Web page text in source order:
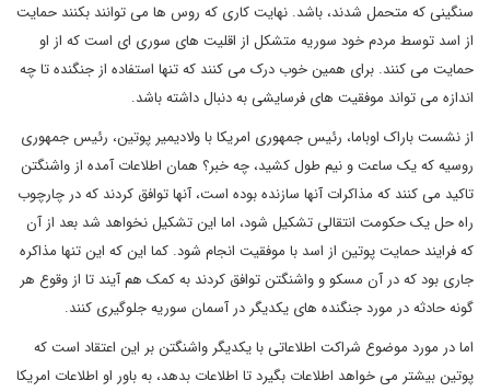
سنگینی که متحمل شدند، باشد. نهایت کاری که روس ها می توانند بکنند حمایت
از اسد توسط مردم خود سوریه متشکل از اقلیت های سوری ای است که از او
حمایت می کنند. برای همین خوب درک می کنند که تنها استفاده از جنگنده تا چه
اندازه می تواند موفقیت های فرسایشی به دنبال داشته باشد.
از نشست باراک اوباما، رئیس جمهوری امریکا با ولادیمیر پوتین، رئیس جمهوری
روسیه که یک ساعت و نیم طول کشید، چه خبر؟ همان اطلاعات آمده از واشنگتن
تاکید می کنند که مذاکرات آنها سازنده بوده است، آنها توافق کردند که در چارچوب
راه حل یک حکومت انتقالی تشکیل شود، اما این تشکیل نخواهد شد بعد از آن
که فرایند حمایت پوتین از اسد با موفقیت انجام شود. کما این که این تنها مذاکره
جاری بود که در آن مسکو و واشنگتن توافق کردند به کمک هم آیند تا از وقوع هر
گونه حادثه در مورد جنگنده های یکدیگر در آسمان سوریه جلوگیری کنند.
اما در مورد موضوع شراکت اطلاعاتی با یکدیگر واشنگتن بر این اعتقاد است که
پوتین بیشتر می خواهد اطلاعات بگیرد تا اطلاعات بدهد، به باور او اطلاعات امریکا